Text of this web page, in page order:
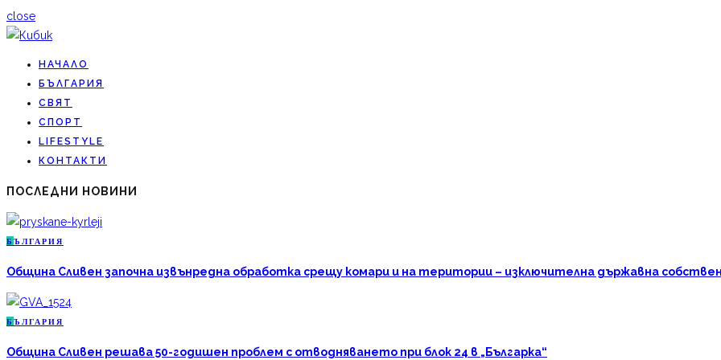
close
НАЧАЛО
БЪЛГАРИЯ
СВЯТ
СПОРТ
LIFESTYLE
КОНТАКТИ
ПОСЛЕДНИ НОВИНИ
Б ЪЛГАРИЯ
Община Сливен започна извънредна обработка срещу комари и на територии – изключителна държавна
Б ЪЛГАРИЯ
Община Сливен решава 50-годишен проблем с отводняването при блок 24 в „Българка“